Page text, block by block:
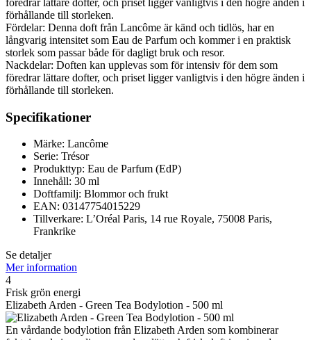
föredrar lättare dofter, och priset ligger vanligtvis i den högre änden i
förhållande till storleken.
Fördelar: Denna doft från Lancôme är känd och tidlös, har en
långvarig intensitet som Eau de Parfum och kommer i en praktisk
storlek som passar både för dagligt bruk och resor.
Nackdelar: Doften kan upplevas som för intensiv för dem som
föredrar lättare dofter, och priset ligger vanligtvis i den högre änden i
förhållande till storleken.
Specifikationer
Märke: Lancôme
Serie: Trésor
Produkttyp: Eau de Parfum (EdP)
Innehåll: 30 ml
Doftfamilj: Blommor och frukt
EAN: 03147754015229
Tillverkare: L’Oréal Paris, 14 rue Royale, 75008 Paris,
Frankrike
Se detaljer
Mer information
4
Frisk grön energi
Elizabeth Arden - Green Tea Bodylotion - 500 ml
En vårdande bodylotion från Elizabeth Arden som kombinerar